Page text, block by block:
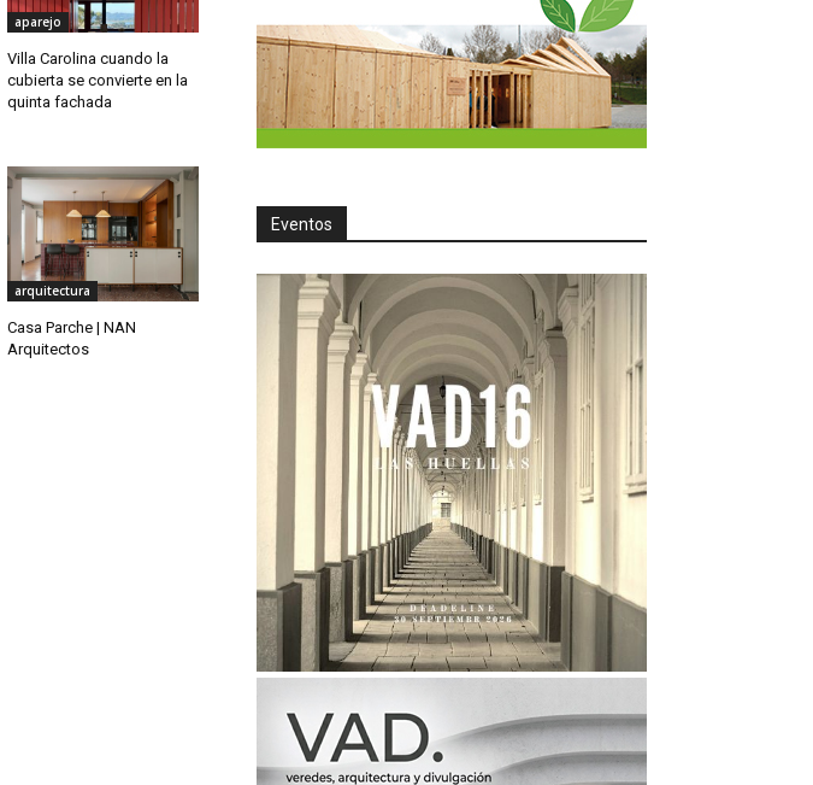
aparejo
Villa Carolina cuando la
cubierta se convierte en la
quinta fachada
arquitectura
Casa Parche | NAN
Arquitectos
Eventos